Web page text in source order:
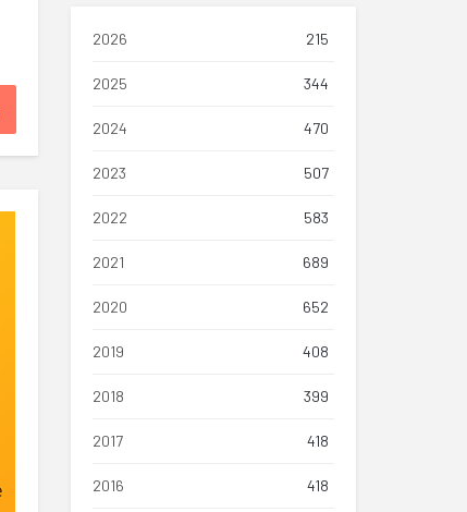
2026 215
2025 344
2024 470
2023 507
2022 583
2021 689
2020 652
2019 408
2018 399
2017 418
2016 418